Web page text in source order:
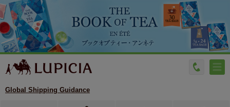
Global Shipping Guidance